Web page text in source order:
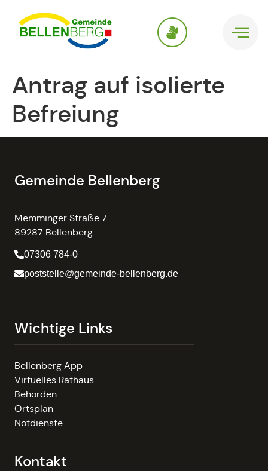
springen
Antrag auf isolierte
Befreiung
Gemeinde Bellenberg
Memminger Straße 7
89287 Bellenberg
07306 784-0
poststelle@gemeinde-bellenberg.de
Wichtige Links
Bellenberg App
Virtuelles Rathaus
Behörden
Ortsplan
Notdienste
Kontakt